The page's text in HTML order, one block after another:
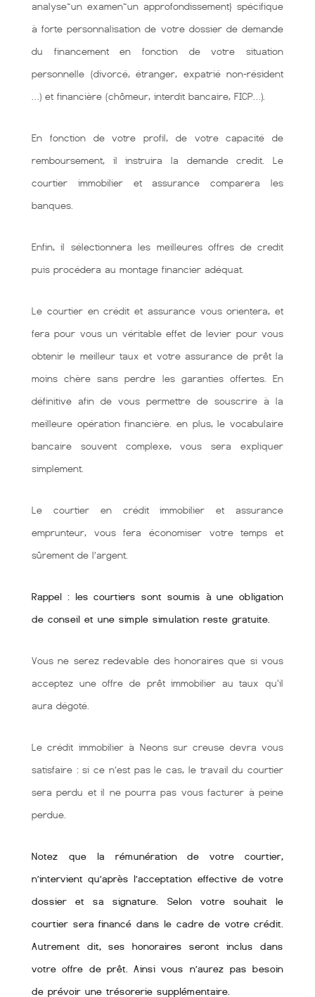
analyse~un examen~un approfondissement} spécifique
à forte personnalisation de votre dossier de demande
du financement en fonction de votre situation
personnelle (divorcé, étranger, expatrié non-résident
…) et financière (chômeur, interdit bancaire, FICP…).
En fonction de votre profil, de votre capacité de
remboursement, il instruira la demande credit. Le
courtier immobilier et assurance comparera les
banques.
Enfin, il sélectionnera les meilleures offres de credit
puis procédera au montage financier adéquat.
Le courtier en crédit et assurance vous orientera, et
fera pour vous un véritable effet de levier pour vous
obtenir le meilleur taux et votre assurance de prêt la
moins chère sans perdre les garanties offertes. En
définitive afin de vous permettre de souscrire à la
meilleure opération financière. en plus, le vocabulaire
bancaire souvent complexe, vous sera expliquer
simplement.
Le courtier en crédit immobilier et assurance
emprunteur, vous fera économiser votre temps et
sûrement de l’argent.
Rappel : les courtiers sont soumis à une obligation
de conseil et une simple simulation reste gratuite.
Vous ne serez redevable des honoraires que si vous
acceptez une offre de prêt immobilier au taux qu'il
aura dégoté.
Le crédit immobilier à Neons sur creuse devra vous
satisfaire : si ce n’est pas le cas, le travail du courtier
sera perdu et il ne pourra pas vous facturer à peine
perdue.
Notez que la rémunération de votre courtier,
n’intervient qu’après l’acceptation effective de votre
dossier et sa signature. Selon votre souhait le
courtier sera financé dans le cadre de votre crédit.
Autrement dit, ses honoraires seront inclus dans
votre offre de prêt. Ainsi vous n’aurez pas besoin
de prévoir une trésorerie supplémentaire.